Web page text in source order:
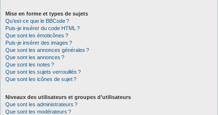
Mise en forme et types de sujets
Qu’est-ce que le BBCode ?
Puis-je insérer du code HTML ?
Que sont les émoticônes ?
Puis-je insérer des images ?
Que sont les annonces générales ?
Que sont les annonces ?
Que sont les notes ?
Que sont les sujets verrouillés ?
Que sont les icônes de sujet ?
Niveaux des utilisateurs et groupes d’utilisateurs
Que sont les administrateurs ?
Que sont les modérateurs ?